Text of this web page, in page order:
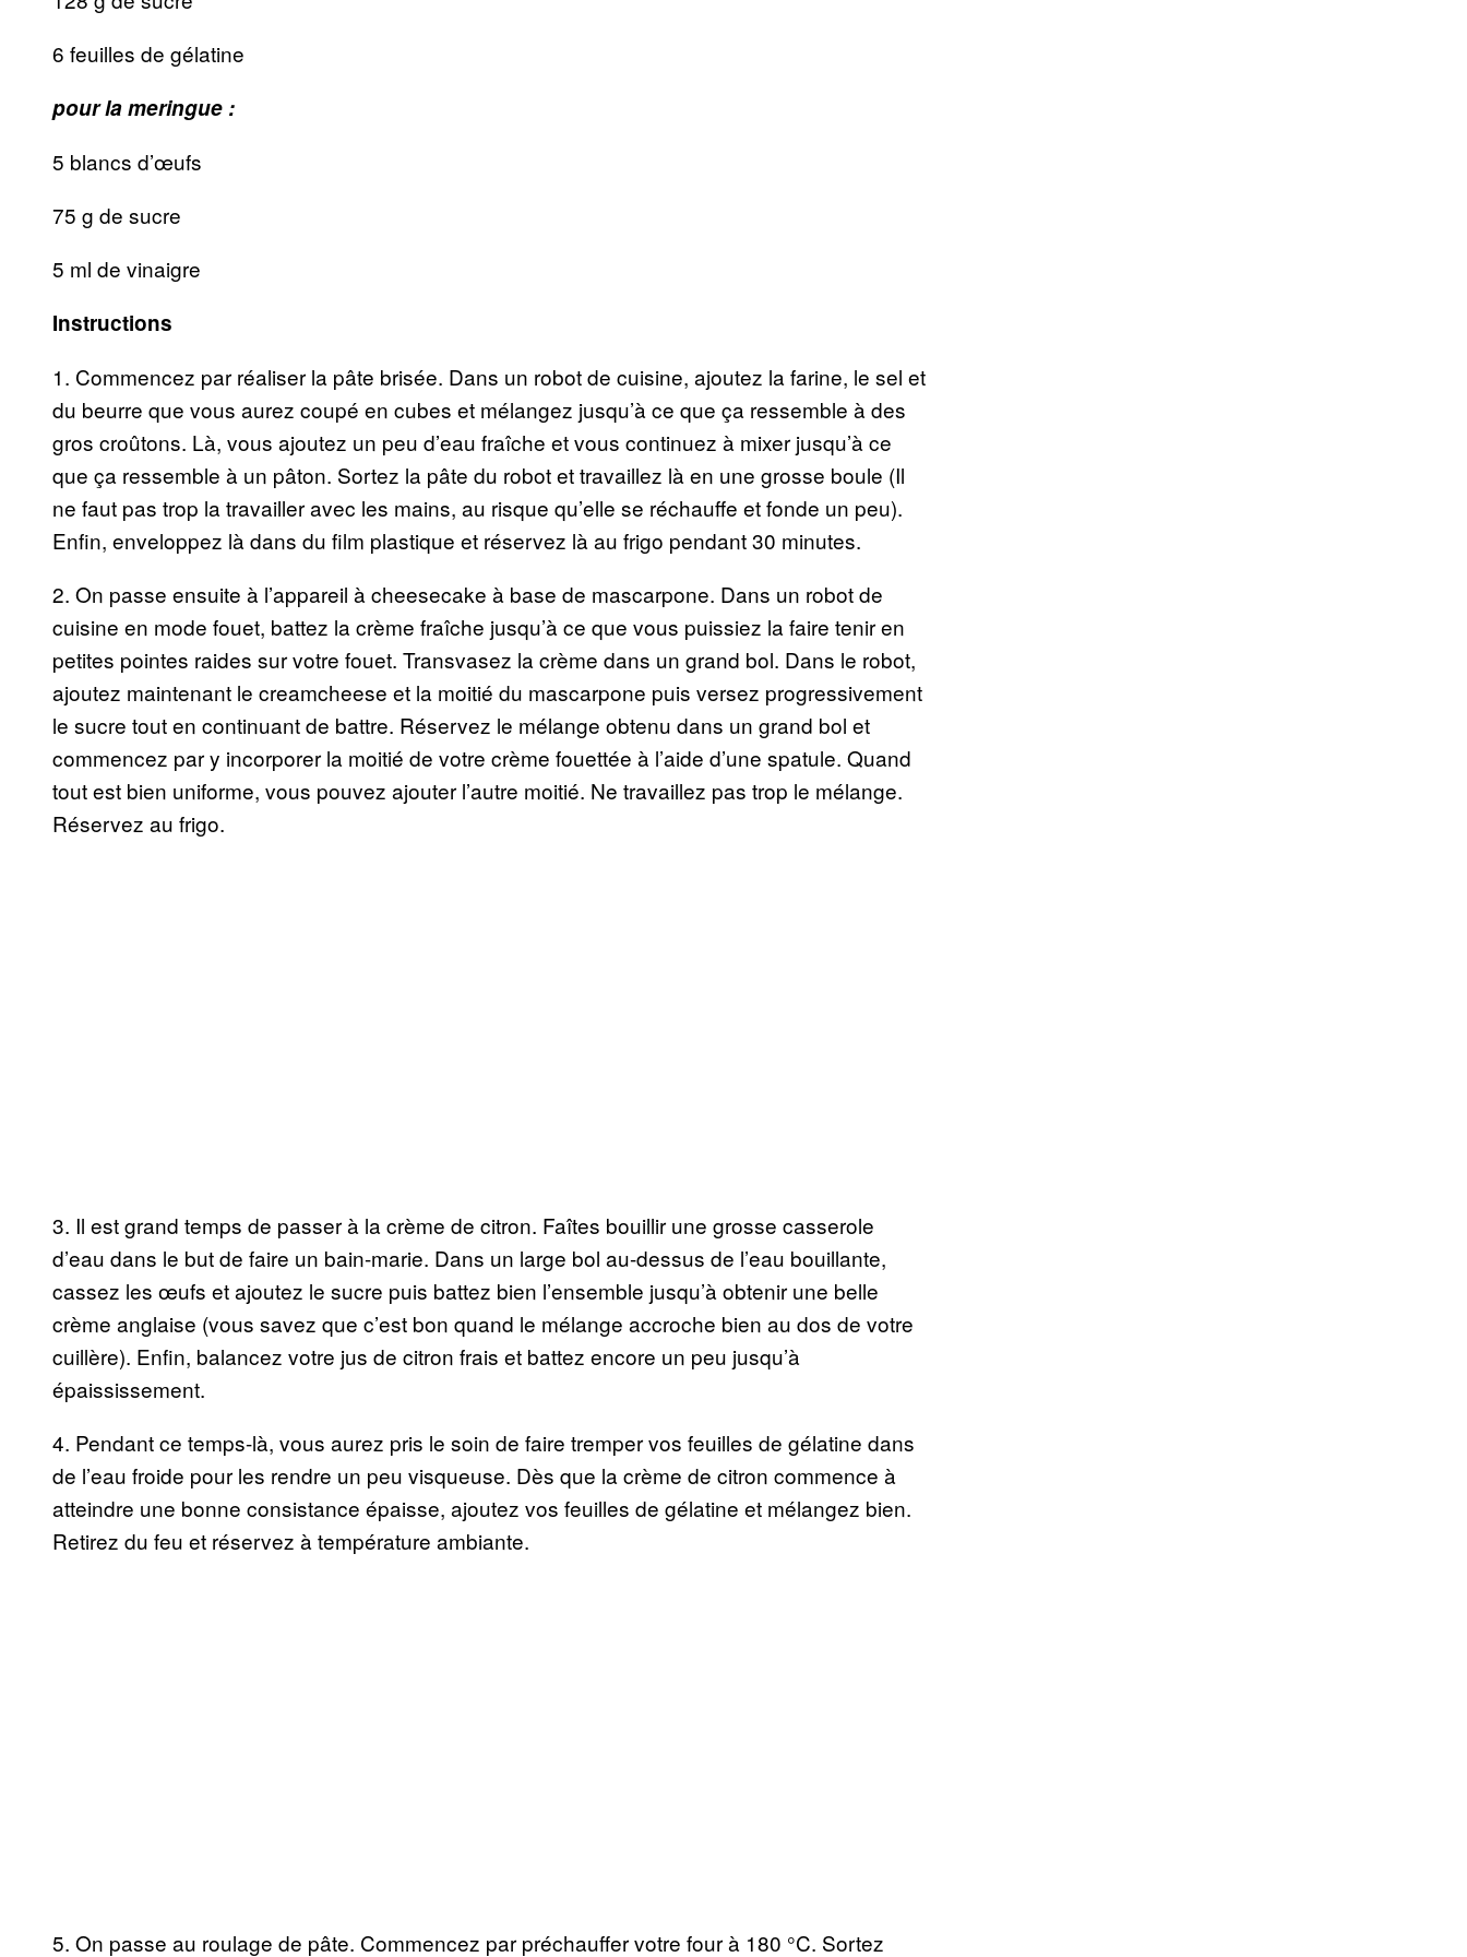
6 feuilles de gélatine
pour la meringue :
5 blancs d’œufs
75 g de sucre
5 ml de vinaigre
Instructions
1. Commencez par réaliser la pâte brisée. Dans un robot de cuisine, ajoutez la farine, le sel et
du beurre que vous aurez coupé en cubes et mélangez jusqu’à ce que ça ressemble à des
gros croûtons. Là, vous ajoutez un peu d’eau fraîche et vous continuez à mixer jusqu’à ce
que ça ressemble à un pâton. Sortez la pâte du robot et travaillez là en une grosse boule (Il
ne faut pas trop la travailler avec les mains, au risque qu’elle se réchauffe et fonde un peu).
Enfin, enveloppez là dans du film plastique et réservez là au frigo pendant 30 minutes.
2. On passe ensuite à l’appareil à cheesecake à base de mascarpone. Dans un robot de
cuisine en mode fouet, battez la crème fraîche jusqu’à ce que vous puissiez la faire tenir en
petites pointes raides sur votre fouet. Transvasez la crème dans un grand bol. Dans le robot,
ajoutez maintenant le creamcheese et la moitié du mascarpone puis versez progressivement
le sucre tout en continuant de battre. Réservez le mélange obtenu dans un grand bol et
commencez par y incorporer la moitié de votre crème fouettée à l’aide d’une spatule. Quand
tout est bien uniforme, vous pouvez ajouter l’autre moitié. Ne travaillez pas trop le mélange.
Réservez au frigo.
3. Il est grand temps de passer à la crème de citron. Faîtes bouillir une grosse casserole
d’eau dans le but de faire un bain-marie. Dans un large bol au-dessus de l’eau bouillante,
cassez les œufs et ajoutez le sucre puis battez bien l’ensemble jusqu’à obtenir une belle
crème anglaise (vous savez que c’est bon quand le mélange accroche bien au dos de votre
cuillère). Enfin, balancez votre jus de citron frais et battez encore un peu jusqu’à
épaississement.
4. Pendant ce temps-là, vous aurez pris le soin de faire tremper vos feuilles de gélatine dans
de l’eau froide pour les rendre un peu visqueuse. Dès que la crème de citron commence à
atteindre une bonne consistance épaisse, ajoutez vos feuilles de gélatine et mélangez bien.
Retirez du feu et réservez à température ambiante.
5. On passe au roulage de pâte. Commencez par préchauffer votre four à 180 °C. Sortez